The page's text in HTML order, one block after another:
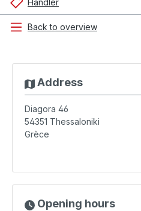
Händler
Back to overview
Address
Diagora 46
54351 Thessaloniki
Grèce
Opening hours